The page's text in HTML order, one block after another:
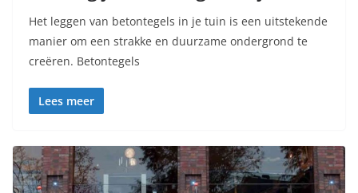
Het leggen van betontegels in je tuin is een uitstekende
manier om een strakke en duurzame ondergrond te
creëren. Betontegels
Lees meer